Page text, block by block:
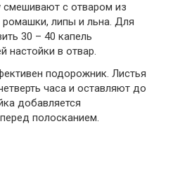
смешивают с отваром из
ромашки, липы и льна. Для
30 – 40 капель
настойки в отвар.
подорожник. Листья
часа и оставляют до
добавляется
полосканием.